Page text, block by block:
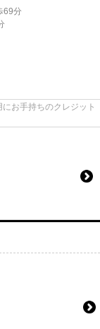
69分
お手持ちのクレジット